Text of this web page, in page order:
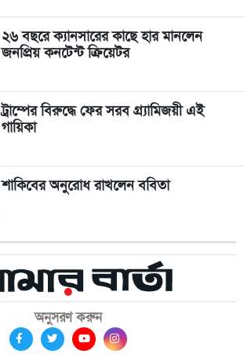
২৬ বছরে ক্যানসারের কাছে হার মানলেন
জনপ্রিয় কনটেন্ট ক্রিয়েটর
ট্রাম্পের বিরুদ্ধে ফের সরব গ্র্যামিজয়ী এই
গায়িকা
শাকিবের অনুরোধ রাখলেন ববিতা
অনুসরণ করুন